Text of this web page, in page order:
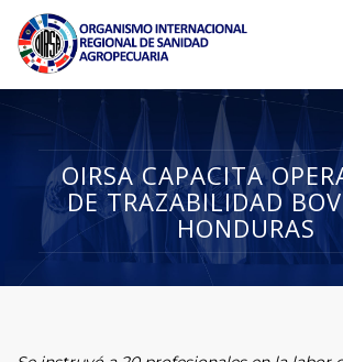
OIRSA CAPACITA
DE TRAZABILIDAD
HONDURAS